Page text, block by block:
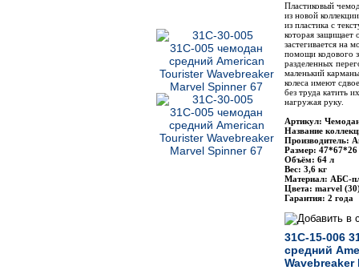
Пластиковый
из новой
из пластика с
которая защищает
застегивается на
помощи кодового
разделенных
маленький
колеса имеют
без труда катить
нагружая руку.
Артикул:
Название
Производитель:
Размер: 47*67*26
Объём: 64 л
Вес: 3,6 кг
Материал: АБС-
Цвета: marvel
Гарантия: 2 года
31C-15-006
средний
Wavebreaker